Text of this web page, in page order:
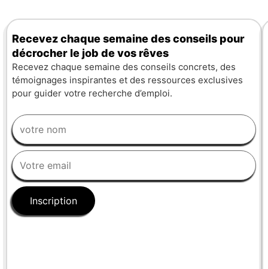
Recevez chaque semaine des conseils pour
décrocher le job de vos rêves
Recevez chaque semaine des conseils concrets, des
témoignages inspirantes et des ressources exclusives
pour guider votre recherche d’emploi.
Inscription